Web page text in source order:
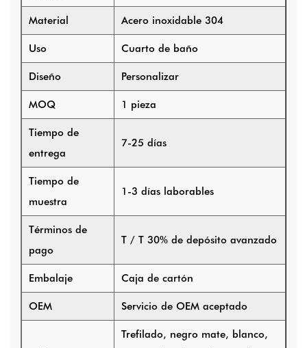
Material Acero inoxidable 304
Uso Cuarto de baño
Diseño Personalizar
MOQ 1 pieza
Tiempo de
entrega
7-25 días
Tiempo de
muestra
1-3 días laborables
Términos de
pago
T / T 30% de depósito avanzado
Embalaje Caja de cartón
OEM Servicio de OEM aceptado
Trefilado, negro mate, blanco,